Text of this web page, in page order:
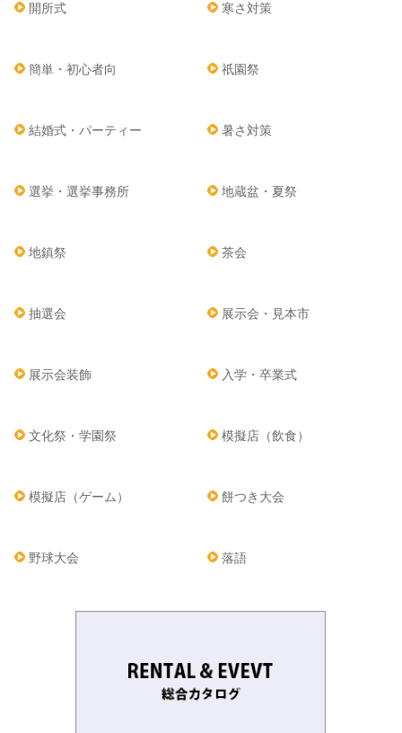
開所式 寒さ対策
簡単・初心者向 祇園祭
結婚式・パーティー 暑さ対策
選挙・選挙事務所 地蔵盆・夏祭
地鎮祭 茶会
抽選会 展示会・見本市
展示会装飾 入学・卒業式
文化祭・学園祭 模擬店（飲食）
模擬店（ゲーム） 餅つき大会
野球大会 落語